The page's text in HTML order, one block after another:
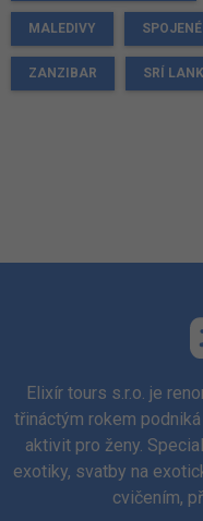
MALEDIVY
ZANZIBAR SRÍ
Elixír tours s.r.o. je
třináctým rokem
aktivit pro ženy.
exotiky, svatby na
cvičením,